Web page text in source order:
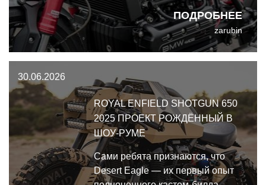
ПОДРОБНЕЕ
показа Bike Shed London,
аппарат не простоял на стенде и
дня. Частный коллекционер
приобрел этот шедевр на месте,
не торгуясь.
zarubin
30.06.2026
ROYAL ENFIELD SHOTGUN 650
2025 ПРОЕКТ РОЖДЁННЫЙ В
ШОУ-РУМЕ
Сами ребята признаются, что
Desert Eagle — их первый опыт